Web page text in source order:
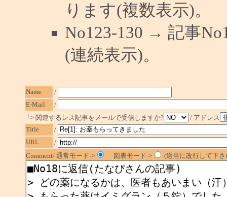
ります(複数表示)。
No123-130 → 記事
(連続表示)。
Name
/
E-Mail
/
└> 関連するレス記事をメールで受信しますか?
/ アドレス
Title
/
URL
/
Comment/ 通常モード->
図表モード-> (適当に改行して下